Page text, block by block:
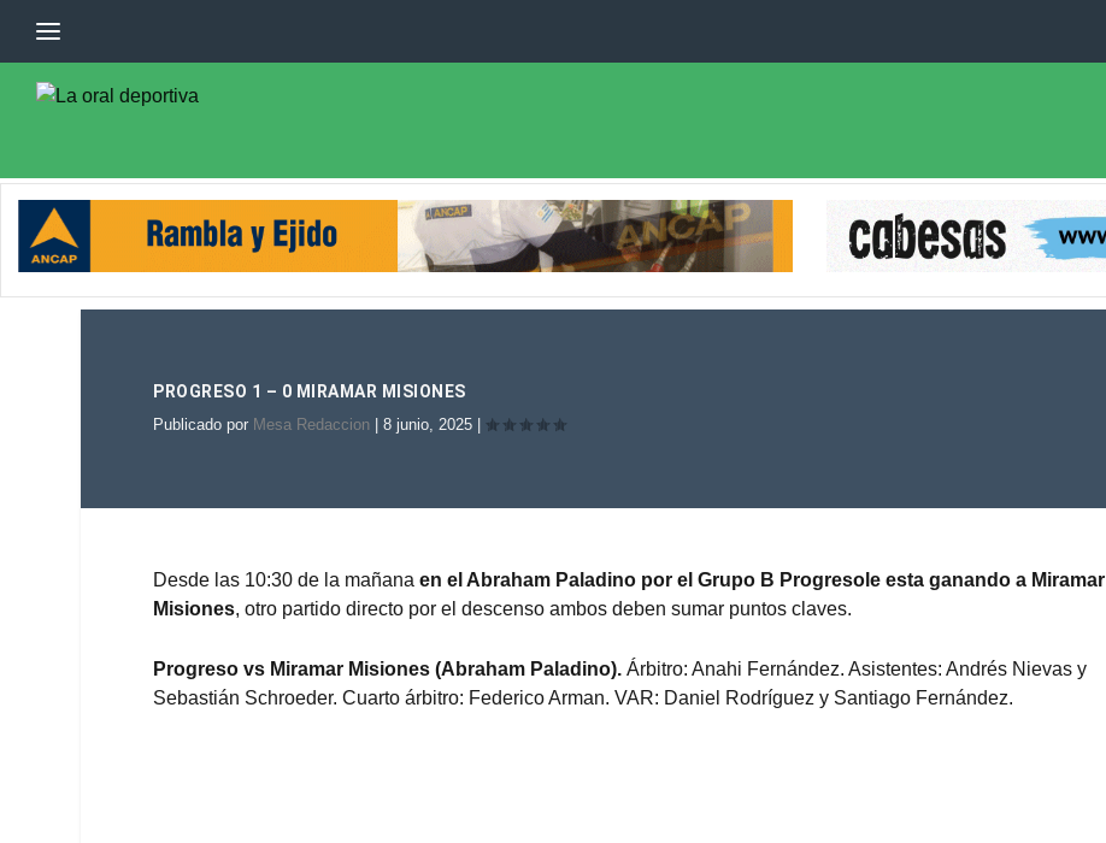
PROGRESO 1 – 0 MIRAMAR MISIONES
Publicado por Mesa Redaccion |8 junio, 2025
Desde las 10:30 de la mañanaen el Abraham Paladino por el Grupo B Progresole esta ganando a Miramar
Misiones, otro partido directo por el descenso ambos deben sumar puntos claves.
Progreso vs Miramar Misiones (Abraham Paladino).Árbitro: Anahi Fernández. Asistentes: Andrés Nievas y
Sebastián Schroeder. Cuarto árbitro: Federico Arman. VAR: Daniel Rodríguez y Santiago Fernández.